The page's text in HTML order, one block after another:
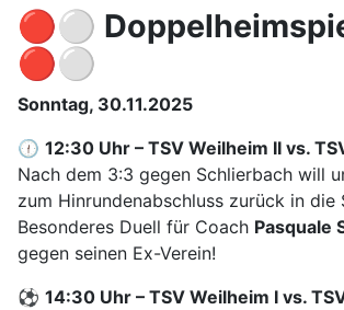
🔴⚪
🔴⚪
Sonntag, 30.11.2025
🕧 12:30 Uhr – TSV Weilheim II vs.
Nach dem 3:3 gegen Schlierbach will
zum Hinrundenabschluss zurück in die
Besonderes Duell für Coach Pasquale
gegen seinen Ex-Verein!
⚽ 14:30 Uhr – TSV Weilheim I vs.